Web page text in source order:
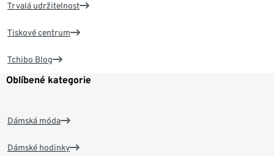
Trvalá udržitelnost
Tiskové centrum
Tchibo Blog
Oblíbené kategorie
Dámská móda
Dámské hodinky